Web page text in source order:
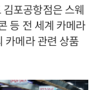
포공항점은 스웨
등 전 세계 카메라
카메라 관련 상품